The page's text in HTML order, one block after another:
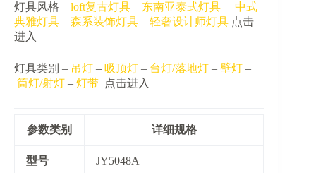
灯具风格 – loft复古灯具 – 东南亚泰式灯具 – 中式
典雅灯具 – 森系装饰灯具 – 轻奢设计师灯具 点击
进入
灯具类别 – 吊灯 – 吸顶灯 – 台灯/落地灯 – 壁灯 –
筒灯/射灯 – 灯带 点击进入
参数类别 详细规格
​型号​ JY5048A